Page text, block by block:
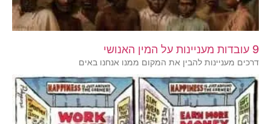
9 עובדות מעניינות על המין האנושי
דרכים מעניינות להבין את המקום ממנו אנחנו באים